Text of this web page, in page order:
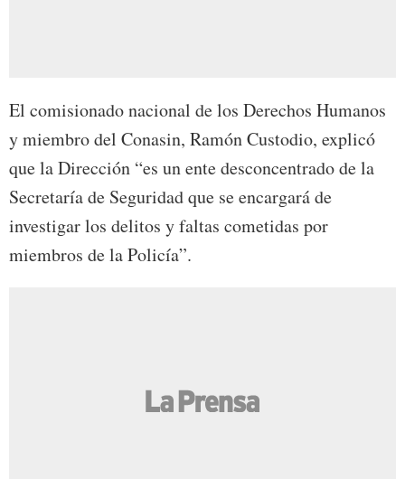
El comisionado nacional de los Derechos Humanos
y miembro del Conasin, Ramón Custodio, explicó
que la Dirección “es un ente desconcentrado de la
Secretaría de Seguridad que se encargará de
investigar los delitos y faltas cometidas por
miembros de la Policía”.